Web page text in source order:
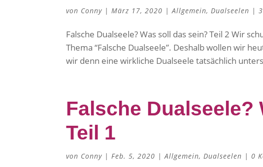
von Conny |März 17, 2020 |Allgemein,Dualseelen |
Falsche Dualseele? Was soll das sein? Teil 2 Wir
Thema “Falsche Dualseele”. Deshalb wollen wir
wir denn eine wirkliche Dualseele tatsächlich
Falsche Dualseele?
Teil 1
von Conny |Feb. 5, 2020 |Allgemein,Dualseelen | 0